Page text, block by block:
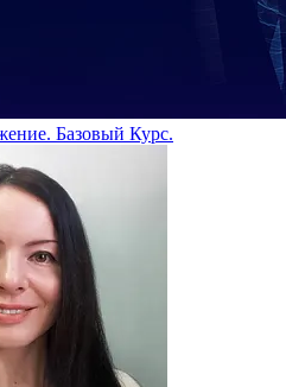
Базовый Курс.